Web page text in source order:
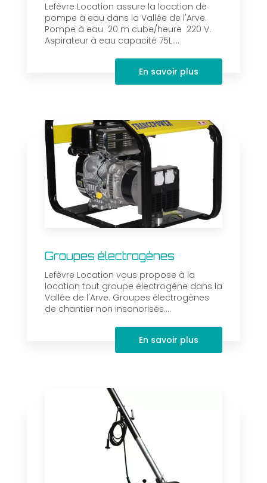
Lefèvre Location assure la location de
pompe à eau dans la Vallée de l'Arve.
Pompe à eau 20 m cube/heure 220 V.
Aspirateur à eau capacité 75L....
En savoir plus
Groupes électrogènes
Lefèvre Location vous propose à la
location tout groupe électrogène dans la
Vallée de l'Arve. Groupes électrogènes
de chantier non insonorisés....
En savoir plus